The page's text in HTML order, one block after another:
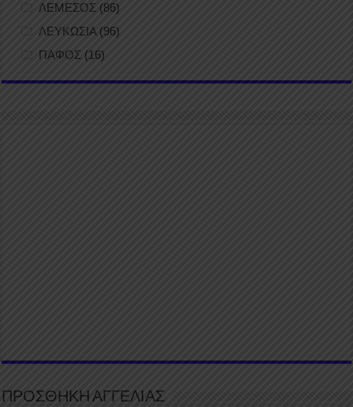
ΛΕΜΕΣΟΣ (86)
ΛΕΥΚΩΣΙΑ(96)
ΠΑΦΟΣ (16)
ΠΡΟΣΘΗΚΗ ΑΓΓΕΛΙΑΣ